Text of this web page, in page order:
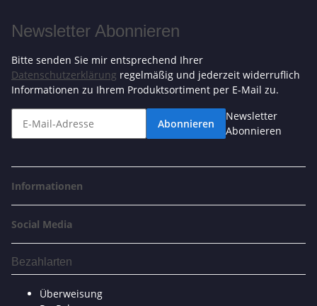
Newsletter Abonnieren
Bitte senden Sie mir entsprechend Ihrer
Datenschutzerklärung regelmäßig und jederzeit widerruflich
Informationen zu Ihrem Produktsortiment per E-Mail zu.
Abonnieren
Newsletter
Abonnieren
Informationen
Social Media
Bezahlarten
Überweisung